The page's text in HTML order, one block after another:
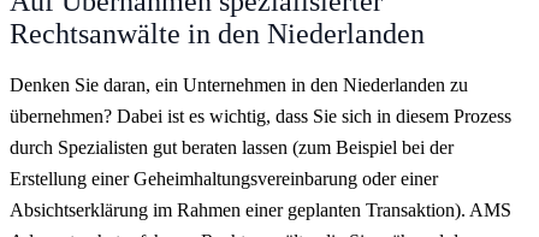
Rechtsanwälte in den Niederlanden
Denken Sie daran, ein Unternehmen in den Niederlanden zu
übernehmen? Dabei ist es wichtig, dass Sie sich in diesem Prozess
durch Spezialisten gut beraten lassen (zum Beispiel bei der
Erstellung einer Geheimhaltungsvereinbarung oder einer
Absichtserklärung im Rahmen einer geplanten Transaktion). AMS